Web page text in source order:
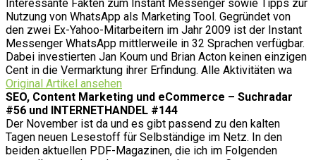
Interessante Fakten zum Instant Messenger sowie Tipps zur
Nutzung von WhatsApp als Marketing Tool. Gegründet von
den zwei Ex-Yahoo-Mitarbeitern im Jahr 2009 ist der Instant
Messenger WhatsApp mittlerweile in 32 Sprachen verfügbar.
Dabei investierten Jan Koum und Brian Acton keinen einzigen
Cent in die Vermarktung ihrer Erfindung. Alle Aktivitäten wa
Original Artikel ansehen
SEO, Content Marketing und eCommerce – Suchradar
#56 und INTERNETHANDEL #144
Der November ist da und es gibt passend zu den kalten
Tagen neuen Lesestoff für Selbständige im Netz. In den
beiden aktuellen PDF-Magazinen, die ich im Folgenden